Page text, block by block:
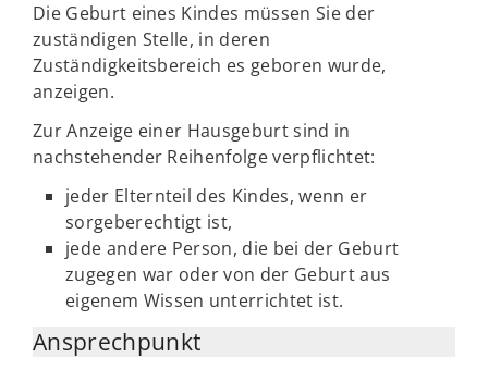
Die Geburt eines Kindes müssen Sie der
zuständigen Stelle, in deren
Zuständigkeitsbereich es geboren wurde,
anzeigen.
Zur Anzeige einer Hausgeburt sind in
nachstehender Reihenfolge verpflichtet:
jeder Elternteil des Kindes, wenn er
sorgeberechtigt ist,
jede andere Person, die bei der Geburt
zugegen war oder von der Geburt aus
eigenem Wissen unterrichtet ist.
Ansprechpunkt